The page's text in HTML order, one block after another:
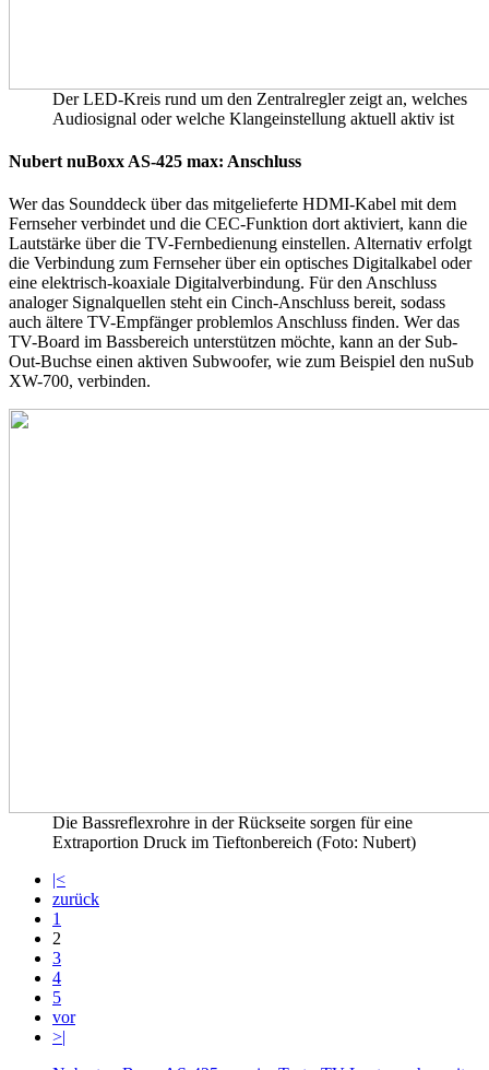
Der LED-Kreis rund um den Zentralregler zeigt an, welches
Audiosignal oder welche Klangeinstellung aktuell aktiv ist
Nubert nuBoxx AS-425 max: Anschluss
Wer das Sounddeck über das mitgelieferte HDMI-Kabel mit dem
Fernseher verbindet und die CEC-Funktion dort aktiviert, kann die
Lautstärke über die TV-Fernbedienung einstellen. Alternativ erfolgt
die Verbindung zum Fernseher über ein optisches Digitalkabel oder
eine elektrisch-koaxiale Digitalverbindung. Für den Anschluss
analoger Signalquellen steht ein Cinch-Anschluss bereit, sodass
auch ältere TV-Empfänger problemlos Anschluss finden. Wer das
TV-Board im Bassbereich unterstützen möchte, kann an der Sub-
Out-Buchse einen aktiven Subwoofer, wie zum Beispiel den nuSub
XW-700, verbinden.
Die Bassreflexrohre in der Rückseite sorgen für eine
Extraportion Druck im Tieftonbereich (Foto: Nubert)
|<
zurück
1
2
3
4
5
vor
>|